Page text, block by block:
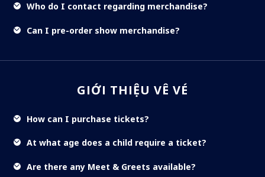
Who do I contact regarding merchandise?
Can I pre-order show merchandise?
GIỚI THIỆU VÊ VÉ
How can I purchase tickets?
At what age does a child require a ticket?
Are there any Meet & Greets available?